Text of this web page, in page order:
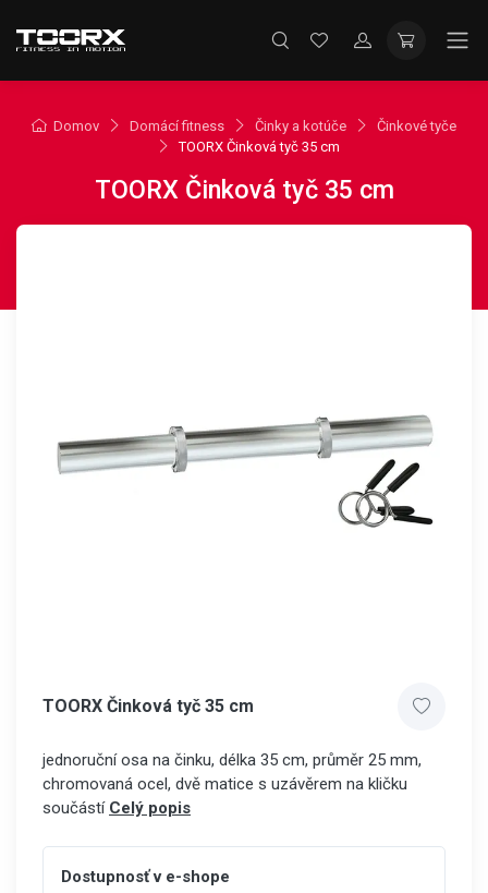
Domov Domácí fitness Činky a kotúče
Činkové tyče
TOORX Činková tyč 35 cm
TOORX Činková tyč 35 cm
TOORX Činková tyč 35 cm
jednoruční osa na činku, délka 35 cm, průměr 25 mm,
chromovaná ocel, dvě matice s uzávěrem na kličku
součástí Celý popis
Dostupnosť v e-shope